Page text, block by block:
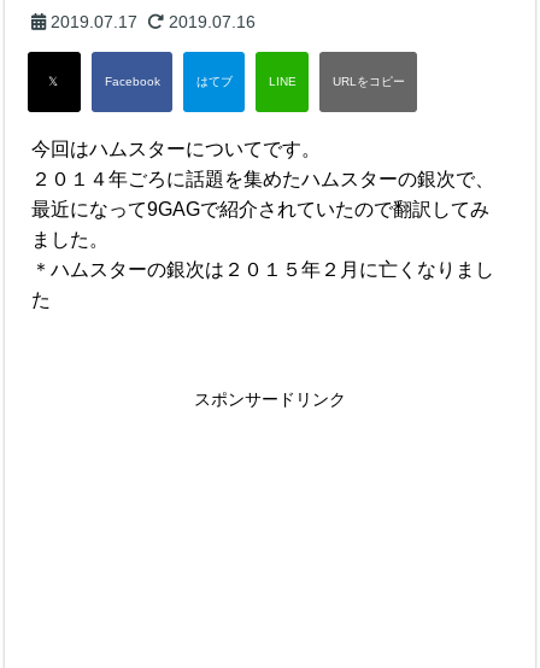
2019.07.17 2019.07.16
今回はハムスターについてです。
２０１４年ごろに話題を集めたハムスターの銀次で、
最近になって9GAGで紹介されていたので翻訳してみ
ました。
＊ハムスターの銀次は２０１５年２月に亡くなりまし
た
スポンサードリンク